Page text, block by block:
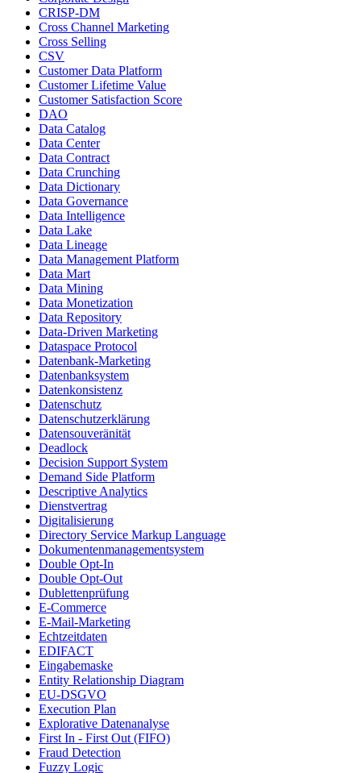
CRISP-DM
Cross Channel Marketing
Cross Selling
CSV
Customer Data Platform
Customer Lifetime Value
Customer Satisfaction Score
DAO
Data Catalog
Data Center
Data Contract
Data Crunching
Data Dictionary
Data Governance
Data Intelligence
Data Lake
Data Lineage
Data Management Platform
Data Mart
Data Mining
Data Monetization
Data Repository
Data-Driven Marketing
Dataspace Protocol
Datenbank-Marketing
Datenbanksystem
Datenkonsistenz
Datenschutz
Datenschutzerklärung
Datensouveränität
Deadlock
Decision Support System
Demand Side Platform
Descriptive Analytics
Dienstvertrag
Digitalisierung
Directory Service Markup Language
Dokumentenmanagementsystem
Double Opt-In
Double Opt-Out
Dublettenprüfung
E-Commerce
E-Mail-Marketing
Echtzeitdaten
EDIFACT
Eingabemaske
Entity Relationship Diagram
EU-DSGVO
Execution Plan
Explorative Datenanalyse
First In - First Out (FIFO)
Fraud Detection
Fuzzy Logic